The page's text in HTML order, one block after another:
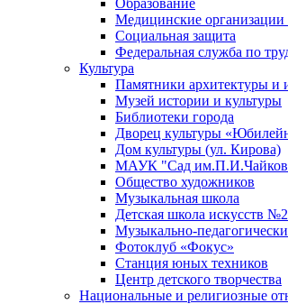
Образование
Медицинские организации
Социальная защита
Федеральная служба по
Культура
Памятники архитектуры и
Музей истории и культуры
Библиотеки города
Дворец культуры
Дом культуры (ул. Кирова)
МАУК "Сад
Общество художников
Музыкальная школа
Детская школа искусств №2
Музыкально-
Фотоклуб «Фокус»
Станция юных техников
Центр детского творчества
Национальные и религиозные